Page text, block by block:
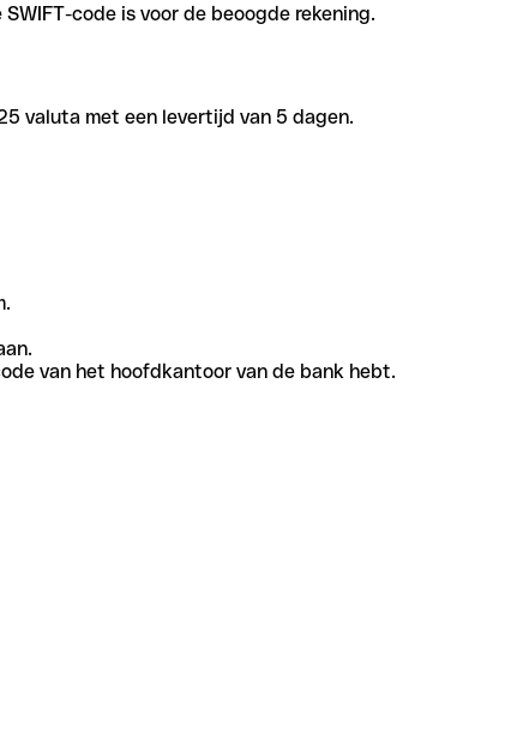
code is voor de beoogde rekening.
valuta met een levertijd van 5 dagen.
van het hoofdkantoor van de bank hebt.